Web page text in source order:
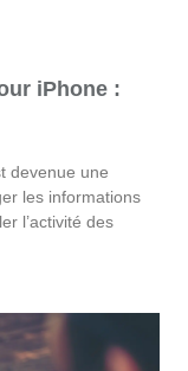
iPhone :
devenue une
les informations
l’activité des